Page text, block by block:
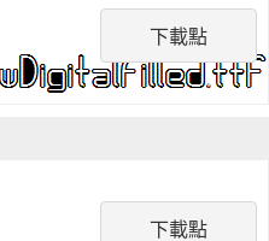
下載點
下載點